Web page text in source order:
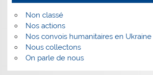
Non classé
Nos actions
Nos convois humanitaires en Ukraine
Nous collectons
On parle de nous